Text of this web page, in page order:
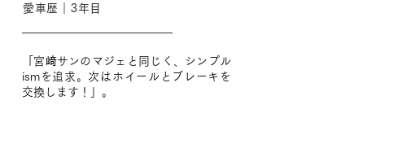
愛車歴｜3年目
「宮﨑サンのマジェと同じく、シンプル
ismを追求。次はホイールとブレーキを
交換します！」。